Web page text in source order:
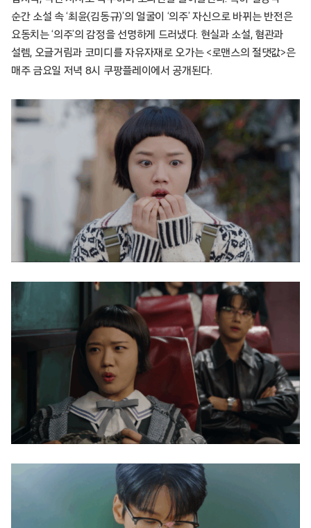
순간 소설 속 ‘최윤(김동규)’의 얼굴이 ‘의주’ 자신으로 바뀌는 반전은
요동치는 ‘의주’의 감정을 선명하게 드러냈다. 현실과 소설, 혐관과
설렘, 오글거림과 코미디를 자유자재로 오가는 <로맨스의 절댓값>은
매주 금요일 저녁 8시 쿠팡플레이에서 공개된다.